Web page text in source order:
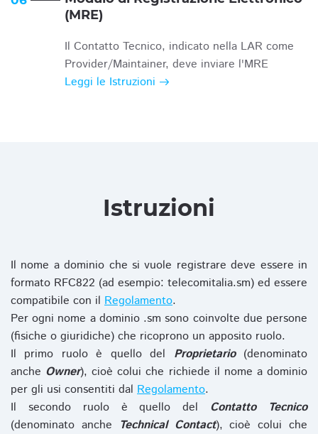
(MRE)
Il Contatto Tecnico, indicato nella LAR come
Provider/Maintainer, deve inviare l'MRE
Leggi le Istruzioni
Istruzioni
Il nome a dominio che si vuole registrare deve essere in
formato RFC822 (ad esempio: telecomitalia.sm) ed essere
compatibile con il Regolamento.
Per ogni nome a dominio .sm sono coinvolte due persone
(fisiche o giuridiche) che ricoprono un apposito ruolo.
Il primo ruolo è quello del Proprietario(denominato
anche Owner), cioè colui che richiede il nome a dominio
per gli usi consentiti dal Regolamento.
Il secondo ruolo è quello del Contatto Tecnico
(denominato anche Technical Contact), cioè colui che